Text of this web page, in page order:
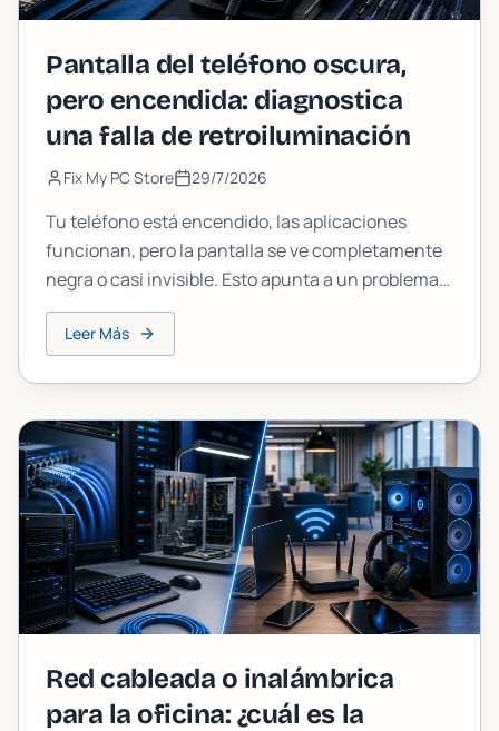
Pantalla del teléfono oscura,
pero encendida: diagnostica
una falla de retroiluminación
Fix My PC Store 29/7/2026
Tu teléfono está encendido, las aplicaciones
funcionan, pero la pantalla se ve completamente
negra o casi invisible. Esto apunta a un problema
de retroiluminación, no a un teléfono muerto.
Aprende a confirmarlo, identificar la causa y
Leer Más
Red cableada o inalámbrica
para la oficina: ¿cuál es la